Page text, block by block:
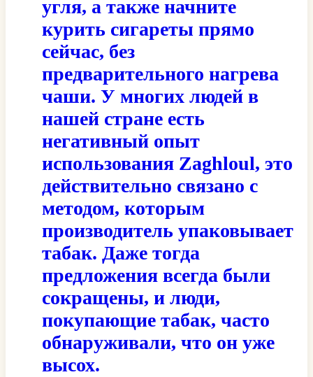
угля, а также начните
курить сигареты прямо
сейчас, без
предварительного нагрева
чаши. У многих людей в
нашей стране есть
негативный опыт
использования Zaghloul, это
действительно связано с
методом, которым
производитель упаковывает
табак. Даже тогда
предложения всегда были
сокращены, и люди,
покупающие табак, часто
обнаруживали, что он уже
высох.